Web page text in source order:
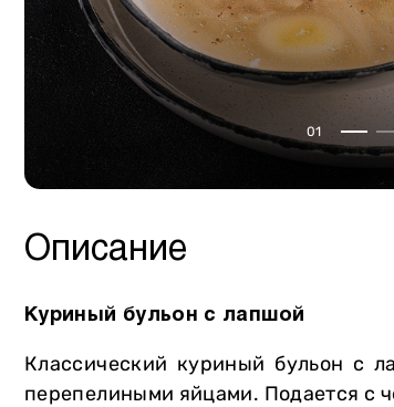
Сало
Птица
Курдючная баранина
Вареники
Овощи и зелень
Молочная продукция
Собственное производство
Мясная продукция
Консервация
Хлеб и выпечка
Мороженое Gelarty
01
Описание
Куриный бульон с лапшой
Классический куриный бульон с
перепелиными яйцами. Подается с